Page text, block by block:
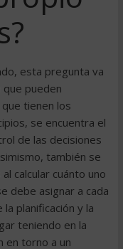
esta pregunta va
pueden
tienen los
se encuentra el
de las decisiones
también se
calcular cuánto uno
debe asignar a cada
planificación y la
teniendo en la
en torno a un